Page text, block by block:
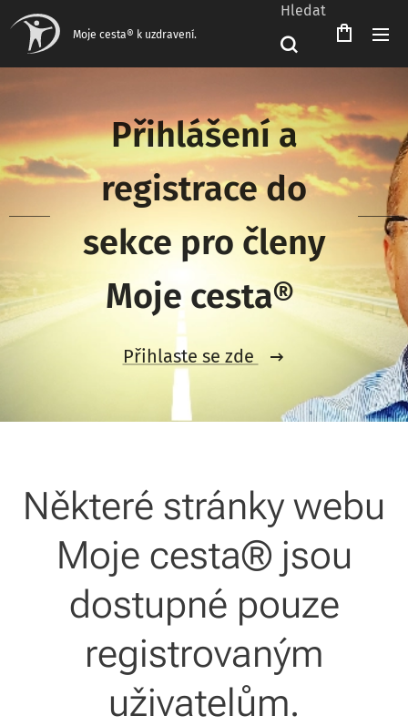
Moje cesta® k uzdravení.
Hledat
Přihlášení a
registrace do
sekce pro členy
Moje cesta®
Přihlaste se zde
Čeština‎
Některé stránky webu
Moje cesta® jsou
dostupné pouze
registrovaným
uživatelům.